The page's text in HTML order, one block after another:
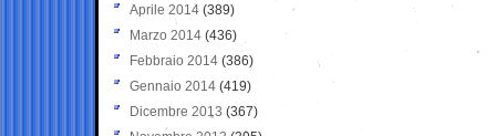
Aprile 2014 (389)
Marzo 2014 (436)
Febbraio 2014 (386)
Gennaio 2014 (419)
Dicembre 2013 (367)